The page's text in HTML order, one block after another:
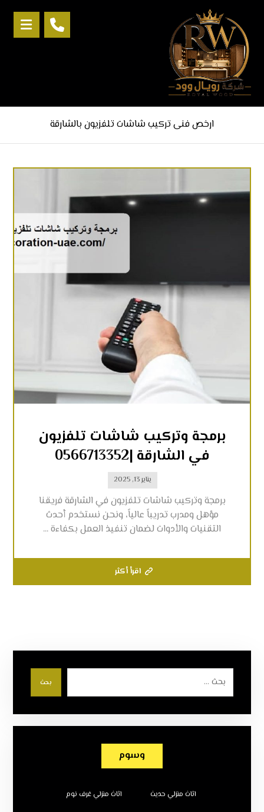
ارخص فنى تركيب شاشات تلفزيون بالشارقة
برمجة وتركيب شاشات تلفزيون
في الشارقة |0566713352
يناير 13, 2025
برمجة وتركيب شاشات تلفزيون في الشارقة فريقنا
مؤهل ومدرب تدريباً عالياً، ونحن نستخدم أحدث
التقنيات والأدوات لضمان تنفيذ العمل بكفاءة ...
اقرأ أكثر
بحث
وسوم
اثاث منزلي حديث اثاث منزلي غرف نوم